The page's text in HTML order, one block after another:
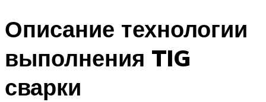
Описание технологии
выполнения TIG
сварки